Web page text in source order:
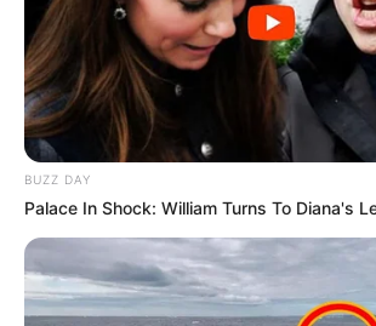
BUZZ DAY
Palace In Shock: William Turns To Diana's